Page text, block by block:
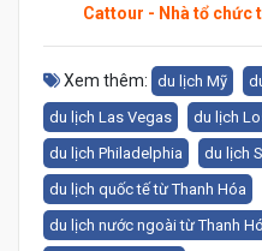
Cattour - Nhà tổ chức
Xem thêm: du lịch Mỹ
du lịch Las Vegas
du lịch
du lịch Philadelphia
du lịch
du lịch quốc tế từ Thanh Hóa
du lịch nước ngoài từ Thanh